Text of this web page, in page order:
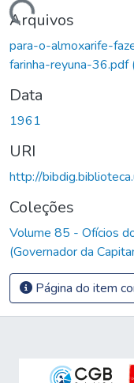
Carregando...
Arquivos
para-o-almoxarife-
farinha-reyuna-36.pdf
Data
1961
URI
http://
Coleções
Volume 85 - Ofícios
(Governador da
Página do item